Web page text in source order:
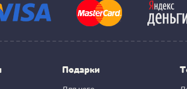
Подарки